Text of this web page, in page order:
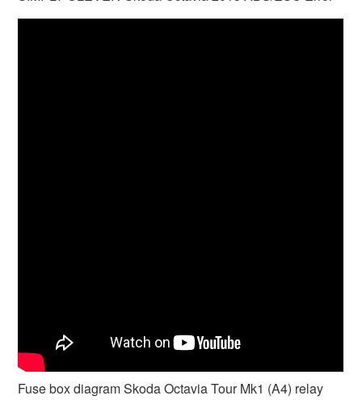
Fuse box diagram Skoda Octavia Tour Mk1 (A4) relay